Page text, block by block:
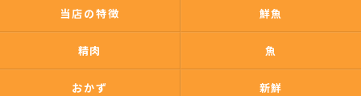
当店の特徴 鮮魚
精肉 魚
おかず 新鮮